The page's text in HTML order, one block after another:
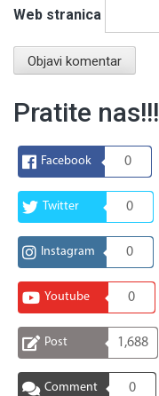
Web stranica
Pratite nas!!!
Facebook 0
Twitter 0
Instagram 0
Youtube 0
Post 1,688
Comment 0